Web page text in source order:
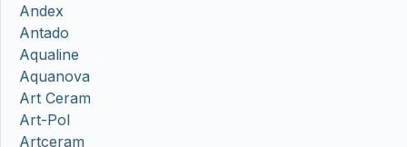
Andex
Antado
Aqualine
Aquanova
Art Ceram
Art-Pol
Artceram